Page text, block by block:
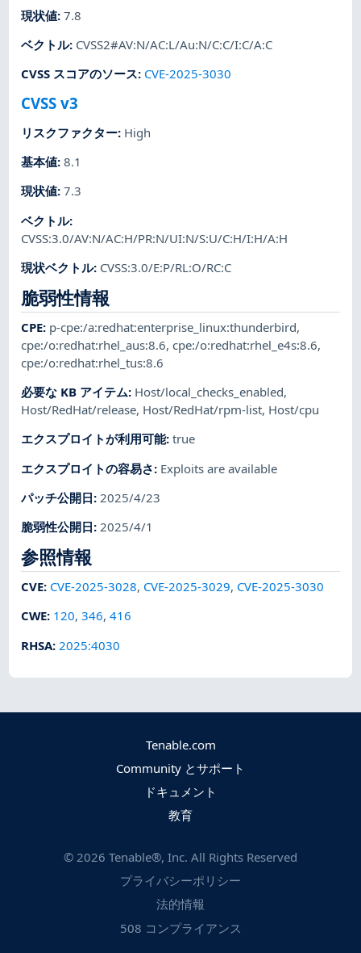
現状値:7.8
ベクトル: CVSS2#AV:N/AC:L/Au:N/C:C/I:C/A:C
CVSS スコアのソース: CVE-2025-3030
CVSS v3
リスクファクター: High
基本値:8.1
現状値:7.3
ベクトル:
CVSS:3.0/AV:N/AC:H/PR:N/UI:N/S:U/C:H/I:H/A:H
現状ベクトル: CVSS:3.0/E:P/RL:O/RC:C
脆弱性情報
CPE: p-cpe:/a:redhat:enterprise_linux:thunderbird,
cpe:/o:redhat:rhel_aus:8.6,cpe:/o:redhat:rhel_e4s:8.6,
cpe:/o:redhat:rhel_tus:8.6
必要な KB アイテム: Host/local_checks_enabled,
Host/RedHat/release, Host/RedHat/rpm-list, Host/cpu
エクスプロイトが利用可能:true
エクスプロイトの容易さ: Exploits are available
パッチ公開日: 2025/4/23
脆弱性公開日:2025/4/1
参照情報
CVE: CVE-2025-3028, CVE-2025-3029, CVE-2025-3030
CWE: 120,346,416
RHSA: 2025:4030
Tenable.com
Community とサポート
ドキュメント
教育
© 2026 Tenable®, Inc. All Rights Reserved
プライバシーポリシー
法的情報
508 コンプライアンス